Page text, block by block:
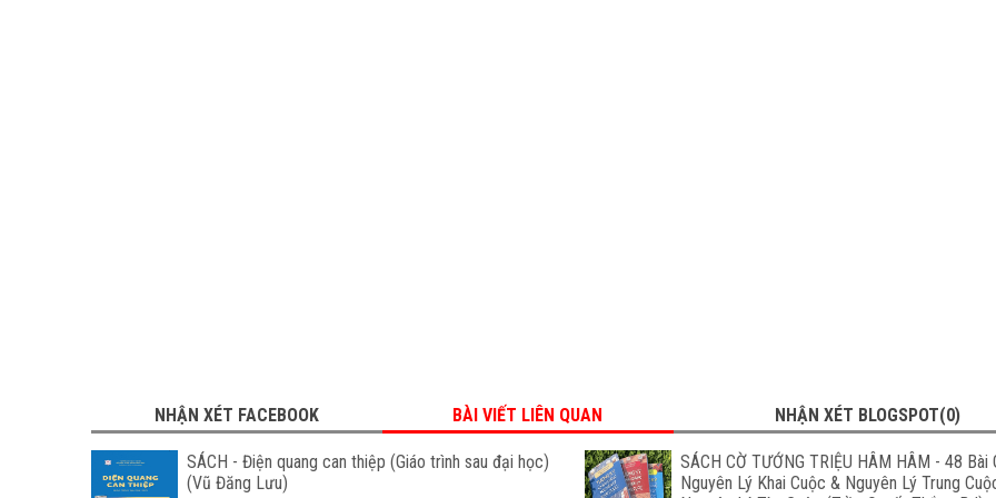
NHẬN XÉT FACEBOOK BÀI VIẾT LIÊN QUAN NHẬN XÉT BLOGSPOT(0)
SÁCH - Điện quang can thiệp (Giáo trình sau đại học)
(Vũ Đăng Lưu)
SÁCH CỜ TƯỚNG TRIỆU HÂM HÂM - 48 Bài
Nguyên Lý Khai Cuộc & Nguyên Lý Trung